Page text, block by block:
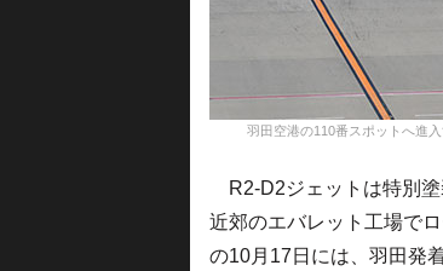
羽田空港の110番スポットへ進
R2-D2ジェットは特別塗
近郊のエバレット工場で
の10月17日には、羽田発